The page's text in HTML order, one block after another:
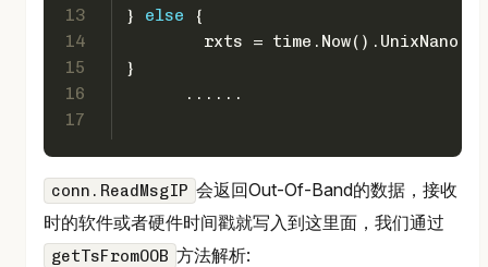
13
14
15
16
17
} else {
	rxts = time.Now().UnixNano()
}
      ......
conn.ReadMsgIP 会返回Out-Of-Band的数据，接收
时的软件或者硬件时间戳就写入到这里面，我们通过
getTsFromOOB 方法解析: